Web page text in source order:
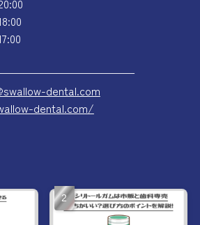
dental.com
dental.com/